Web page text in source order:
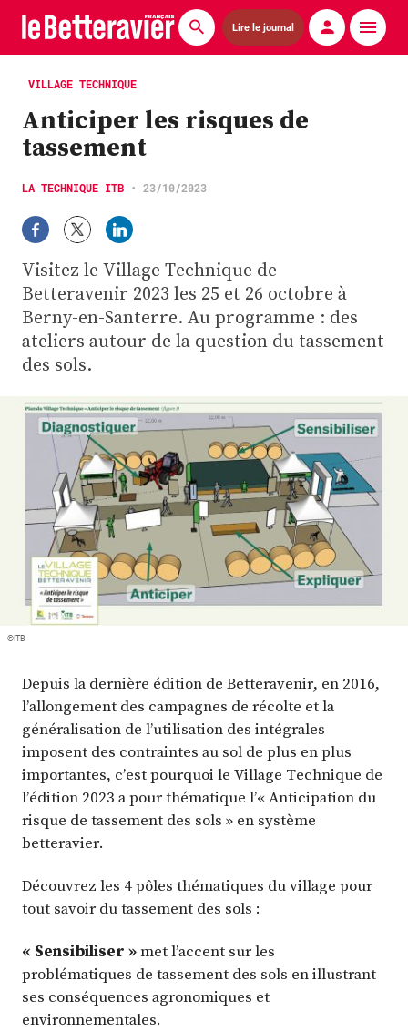
Lire le journal
Actualités
Économie
Agronomie
Matériels
La technique ITB
Pommes de terre
Guides pratiques
Chasse
Plus
Abonnez-vous
VILLAGE TECHNIQUE
Anticiper les risques de
tassement
LA TECHNIQUE ITB • 23/10/2023
Visitez le Village Technique de
Betteravenir 2023 les 25 et 26 octobre à
Berny-en-Santerre. Au programme : des
ateliers autour de la question du tassement
des sols.
©ITB
Depuis la dernière édition de Betteravenir, en 2016,
l’allongement des campagnes de récolte et la
généralisation de l’utilisation des intégrales
imposent des contraintes au sol de plus en plus
importantes, c’est pourquoi le Village Technique de
l’édition 2023 a pour thématique l’« Anticipation du
risque de tassement des sols » en système
betteravier.
Découvrez les 4 pôles thématiques du village pour
tout savoir du tassement des sols :
« Sensibiliser »met l’accent sur les
problématiques de tassement des sols en illustrant
ses conséquences agronomiques et
environnementales.